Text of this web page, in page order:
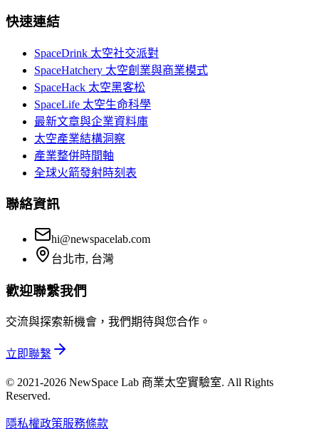
快速連結
SpaceDrink 太空社交派對
SpaceHatchery 太空創業與商業模式
SpaceHack 太空黑客松
SpaceLife 太空生命科學
最新文章與企業資料庫
太空產業結構洞察
產業整併時間軸
全球火箭發射時刻表
聯絡資訊
hi@newspacelab.com
台北市, 台灣
歡迎聯繫我們
交流與探索新機會，我們期待與您合作。
立即聯繫
© 2021-2026 NewSpace Lab 商業太空實驗室. All Rights
Reserved.
隱私權政策服務條款